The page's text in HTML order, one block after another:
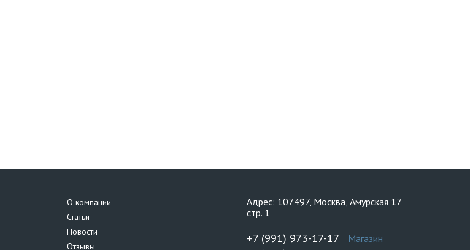
О компании
Статьи
Новости
Отзывы
Адрес: 107497, Москва, Амурская 17
стр. 1
+7 (991) 973-17-17 Магазин